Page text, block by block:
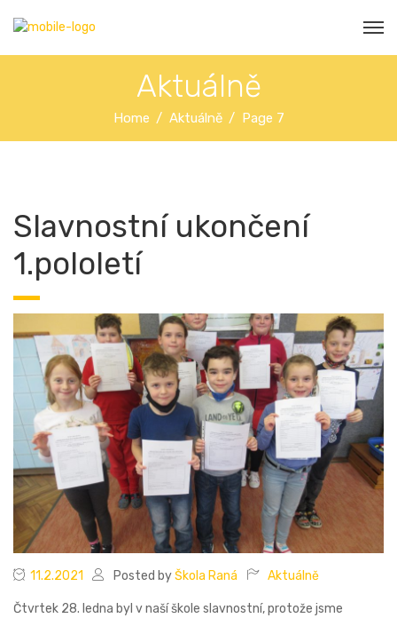
Aktuálně
Home Aktuálně Page 7
Slavnostní ukončení
1.pololetí
11.2.2021 Posted byŠkola Raná Aktuálně
Čtvrtek 28. ledna byl v naší škole slavnostní, protože jsme